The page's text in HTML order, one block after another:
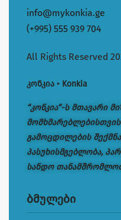
info@mykonkia.ge
(+995) 555 939 704
All Rights Reserved
კონკია • Konkia
“კონკია“-ს მთავარი
გამოცდილების
პასუხისმგებლობა,
სანდო
ბმულები